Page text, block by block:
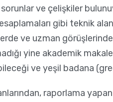
ve çelişkiler
gibi teknik
ve uzman
yine akademik
ve yeşil badana
raporlama